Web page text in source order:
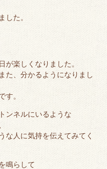
した。
が楽しくなりました。
た、分かるようになりまし
す。
ンネルにいるような
な人に気持を伝えてみてく
鳴らして